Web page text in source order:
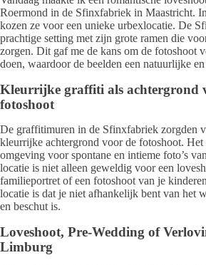
Roermond in de Sfinxfabriek in Maastricht.
kozen ze voor een unieke urbexlocatie. De
prachtige setting met zijn grote ramen die
zorgen. Dit gaf me de kans om de fotoshoot
doen, waardoor de beelden een natuurlijke
Kleurrijke graffiti als achtergrond
fotoshoot
De graffitimuren in de Sfinxfabriek zorgden
kleurrijke achtergrond voor de fotoshoot. Het
omgeving voor spontane en intieme foto’s
locatie is niet alleen geweldig voor een
familieportret of een fotoshoot van je
locatie is dat je niet afhankelijk bent van het
en beschut is.
Loveshoot, Pre-Wedding of
Limburg